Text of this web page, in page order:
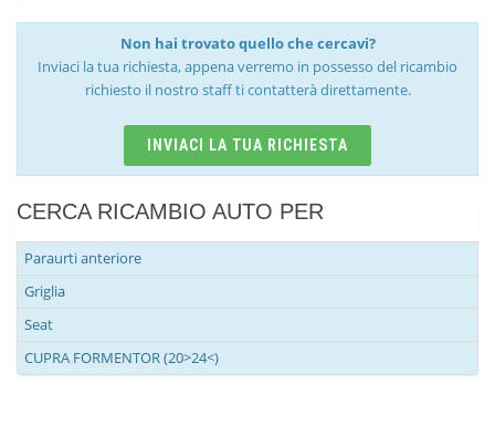
Non hai trovato quello che cercavi?
Inviaci la tua richiesta, appena verremo in possesso del ricambio
richiesto il nostro staff ti contatterà direttamente.
INVIACI LA TUA RICHIESTA
CERCA RICAMBIO AUTO PER
Paraurti anteriore
Griglia
Seat
CUPRA FORMENTOR (20>24<)